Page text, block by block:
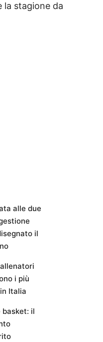
stagione da
alle due
il
i più
Italia
basket: il